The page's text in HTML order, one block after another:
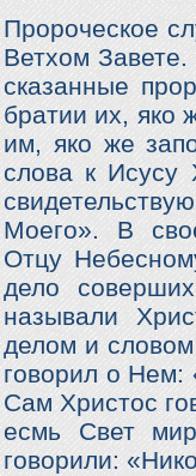
Пророческое
Ветхом Завете.
сказанные
братии их, яко
им, яко же
слова к Исусу
Моего». В
Отцу
дело
называли
делом и
говорил о Нем:
Сам Христос
есмь Свет
говорили: